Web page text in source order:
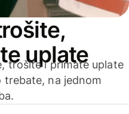
uplate
trošite i primate uplate
trebate, na jednom